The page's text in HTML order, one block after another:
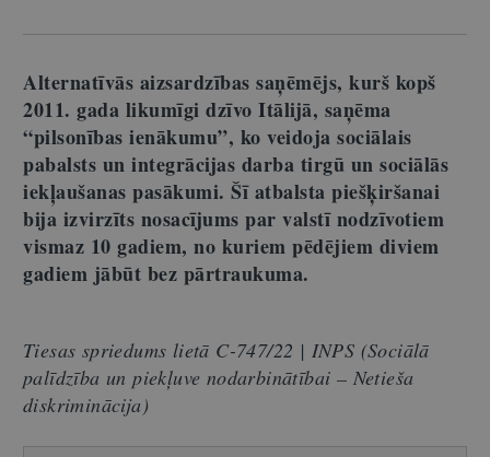
Alternatīvās aizsardzības saņēmējs, kurš kopš
2011. gada likumīgi dzīvo Itālijā, saņēma
“pilsonības ienākumu”, ko veidoja sociālais
pabalsts un integrācijas darba tirgū un sociālās
iekļaušanas pasākumi. Šī atbalsta piešķiršanai
bija izvirzīts nosacījums par valstī nodzīvotiem
vismaz 10 gadiem, no kuriem pēdējiem diviem
gadiem jābūt bez pārtraukuma.
Tiesas spriedums lietā C-747/22 | INPS (Sociālā
palīdzība un piekļuve nodarbinātībai – Netieša
diskriminācija)